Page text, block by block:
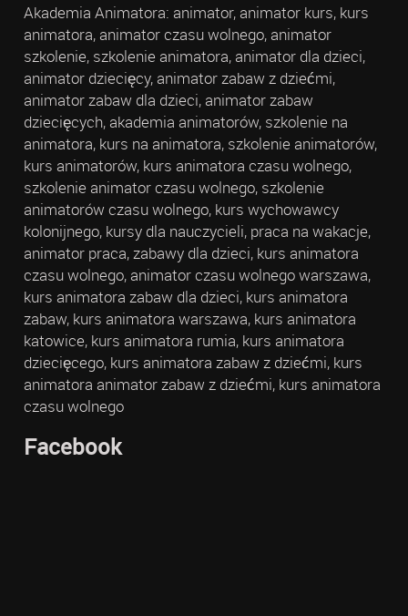
Akademia Animatora: animator, animator kurs, kurs
animatora, animator czasu wolnego, animator
szkolenie, szkolenie animatora, animator dla dzieci,
animator dziecięcy, animator zabaw z dziećmi,
animator zabaw dla dzieci, animator zabaw
dziecięcych, akademia animatorów, szkolenie na
animatora, kurs na animatora, szkolenie animatorów,
kurs animatorów, kurs animatora czasu wolnego,
szkolenie animator czasu wolnego, szkolenie
animatorów czasu wolnego, kurs wychowawcy
kolonijnego, kursy dla nauczycieli, praca na wakacje,
animator praca, zabawy dla dzieci, kurs animatora
czasu wolnego, animator czasu wolnego warszawa,
kurs animatora zabaw dla dzieci, kurs animatora
zabaw, kurs animatora warszawa, kurs animatora
katowice, kurs animatora rumia, kurs animatora
dziecięcego, kurs animatora zabaw z dziećmi, kurs
animatora animator zabaw z dziećmi, kurs animatora
czasu wolnego
Facebook